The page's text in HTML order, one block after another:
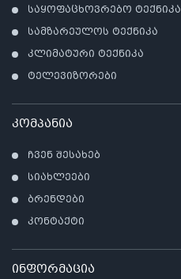
საყოფაცხოვრებო ტექნიკა
სამზარეულოს ტექნიკა
კლიმატური ტექნიკა
ტელევიზორები
კომპანია
ჩვენ შესახებ
სიახლეები
ბრენდები
კონტაქტი
ინფორმაცია